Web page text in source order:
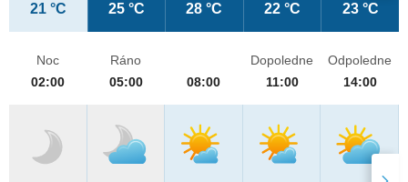
21 °C 25 °C 28 °C 22 °C 23 °C
Noc
02:00
Ráno
05:00
08:00
Dopoledne
11:00
Odpoledne
14:00